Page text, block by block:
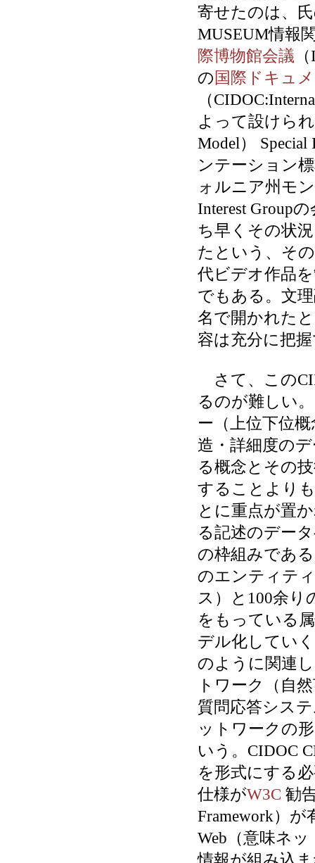
寄せたのは、
MUSEUM情報
際博物館会議
の 国際ドキュ
（
よって設けられ
Model）
ンテーション
ォルニア州モ
Interest Group
ち早くその状
たという、そ
代ビデオ作品
でもある。文
名で開かれた
容は充分に把
さて、この
るのが難しい
ー（上位下位
造・詳細度の
る概念とその
することより
とに重点が置
る記述のデー
の枠組みであ
のエンティテ
ス）と100余り
をもっている
デル化してい
のように関連
トワーク（自
質問応答シス
ットワークの
いう。CIDOC
を形式にする
仕様がW3C 勧
Framework）が
Web（意味ネ